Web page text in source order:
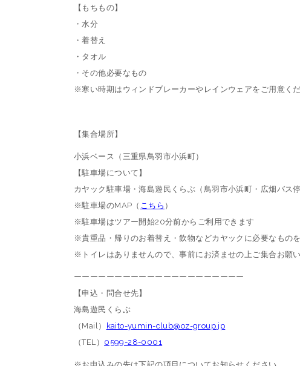
【もちもの】
・水分
・着替え
・タオル
・その他必要なもの
※寒い時期はウィンドブレーカーやレインウェアをご用意く
【集合場所】
小浜ベース（三重県鳥羽市小浜町）
【駐車場について】
カヤック駐車場・海島遊民くらぶ（鳥羽市小浜町・広畑バス
※駐車場のMAP（ こちら ）
※駐車場はツアー開始20分前からご利用できます
※貴重品・帰りのお着替え・飲物などカヤックに必要なもの
※トイレはありませんので、事前にお済ませの上ご集合お願い
ーーーーーーーーーーーーーーーーーーーーー
【申込・問合せ先】
海島遊民くらぶ
（Mail）
kaito-yumin-club@oz-group.jp
（TEL） 0599-28-0001